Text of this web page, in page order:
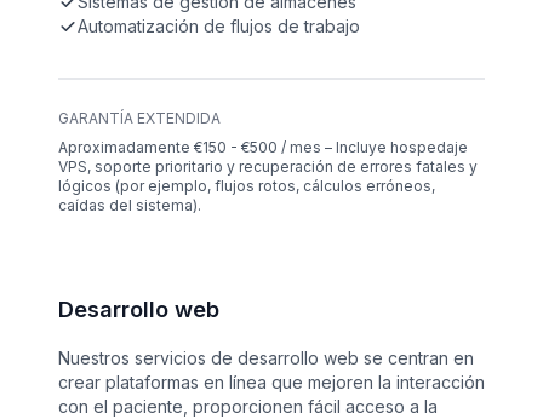
Automatización de flujos de trabajo
GARANTÍA EXTENDIDA
Aproximadamente €150 - €500 / mes – Incluye hospedaje
VPS, soporte prioritario y recuperación de errores fatales y
lógicos (por ejemplo, flujos rotos, cálculos erróneos,
caídas del sistema).
Desarrollo web
Nuestros servicios de desarrollo web se centran en
crear plataformas en línea que mejoren la interacción
con el paciente, proporcionen fácil acceso a la